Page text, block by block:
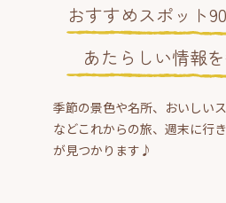
おすすめスポット
あたらしい情報
季節の景色や名所、おいしい
などこれからの旅、週末に行
が見つかります♪